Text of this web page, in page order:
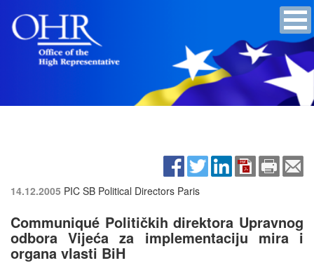
14.12.2005 PIC SB Political Directors Paris
Communiqué Političkih direktora Upravnog
odbora Vijeća za implementaciju mira i
organa vlasti BiH